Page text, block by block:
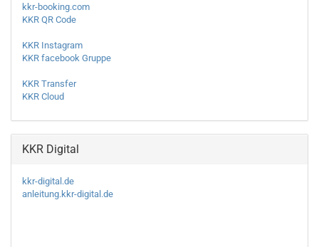
kkr-booking.com
KKR QR Code
KKR Instagram
KKR facebook Gruppe
KKR Transfer
KKR Cloud
KKR Digital
kkr-digital.de
anleitung.kkr-digital.de